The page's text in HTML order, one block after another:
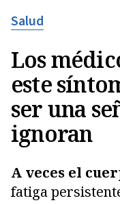
Salud
Los
este
ser una
ignoran
A veces el
fatiga